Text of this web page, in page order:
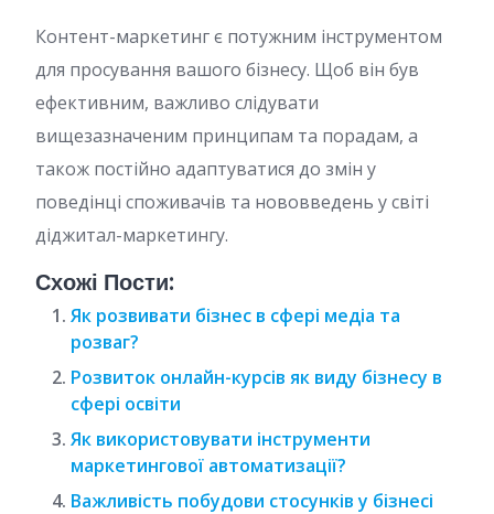
Контент-маркетинг є потужним інструментом
для просування вашого бізнесу. Щоб він був
ефективним, важливо слідувати
вищезазначеним принципам та порадам, а
також постійно адаптуватися до змін у
поведінці споживачів та нововведень у світі
діджитал-маркетингу.
Схожі Пости:
Як розвивати бізнес в сфері медіа та
розваг?
Розвиток онлайн-курсів як виду бізнесу в
сфері освіти
Як використовувати інструменти
маркетингової автоматизації?
Важливість побудови стосунків у бізнесі